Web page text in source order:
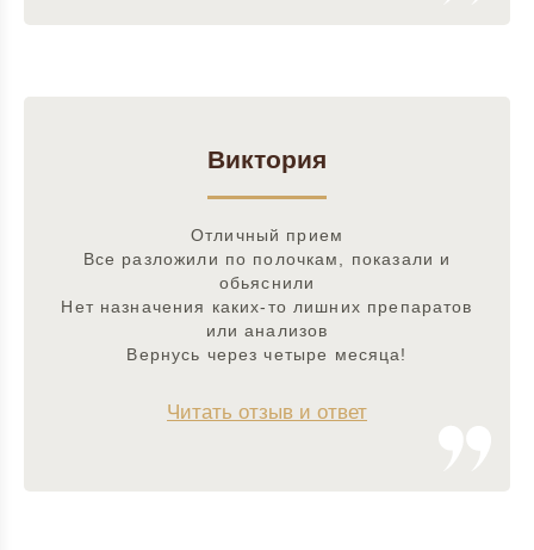
Виктория
Отличный прием
Все разложили по полочкам, показали и
обьяснили
Нет назначения каких-то лишних препаратов
или анализов
Вернусь через четыре месяца!
Читать отзыв и ответ